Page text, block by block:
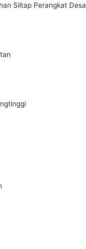
Siltap Perangkat Desa